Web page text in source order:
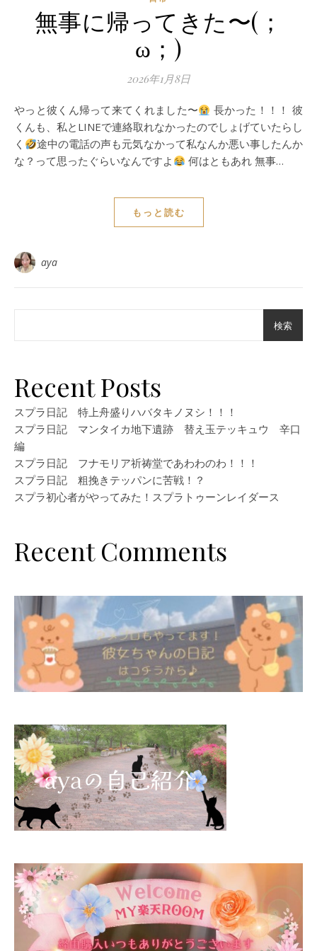
無事に帰ってきた〜(；
ω；)
2026年1月8日
やっと彼くん帰って来てくれました〜
長かった！！！ 彼
くんも、私とLINEで連絡取れなかったのでしょげていたらし
く
途中の電話の声も元気なかって私なんか悪い事したんか
な？って思ったぐらいなんですよ
何はともあれ 無事…
もっと読む
aya
検索
Recent Posts
スプラ日記 特上舟盛りハバタキノヌシ！！！
スプラ日記 マンタイカ地下遺跡 替え玉テッキュウ 辛口
編
スプラ日記 フナモリア祈祷堂であわわのわ！！！
スプラ日記 粗挽きテッパンに苦戦！？
スプラ初心者がやってみた！スプラトゥーンレイダース
Recent Comments